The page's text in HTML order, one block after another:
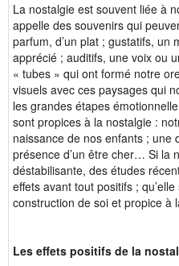
La nostalgie est souvent liée à
appelle des souvenirs qui
parfum, d’un plat ; gustatifs, un
apprécié ; auditifs, une voix ou
« tubes » qui ont formé notre
visuels avec ces paysages qui
les grandes étapes
sont propices à la nostalgie :
naissance de nos enfants ; une
présence d’un être cher… Si la
déstabilisante, des études
effets avant tout positifs ;
construction de soi et propice à
Les effets positifs de la